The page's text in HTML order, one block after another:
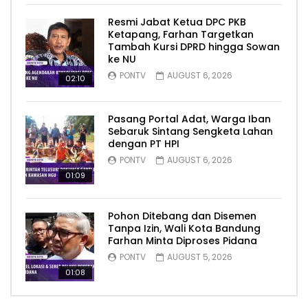
02:10
Resmi Jabat Ketua DPC PKB
Ketapang, Farhan Targetkan
Tambah Kursi DPRD hingga Sowan
ke NU
PONTV AUGUST 6, 2026
01:09
Pasang Portal Adat, Warga Iban
Sebaruk Sintang Sengketa Lahan
dengan PT HPI
PONTV AUGUST 6, 2026
01:08
Pohon Ditebang dan Disemen
Tanpa Izin, Wali Kota Bandung
Farhan Minta Diproses Pidana
PONTV AUGUST 5, 2026